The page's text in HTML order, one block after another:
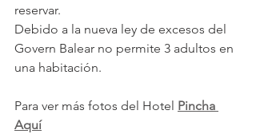
reservar.
Debido a la nueva ley de excesos del
Govern Balear no permite 3 adultos en
una habitación.
Para ver más fotos del Hotel Pincha
Aquí